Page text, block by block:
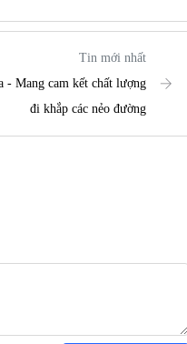
Tin mới nhất
- Mang cam kết chất lượng
đi khắp các nẻo đường